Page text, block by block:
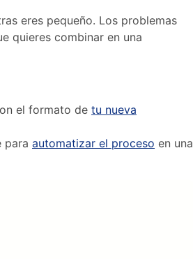
eres pequeño. Los problemas
quieres combinar en una
el formato detu nueva
paraautomatizar el proceso en una